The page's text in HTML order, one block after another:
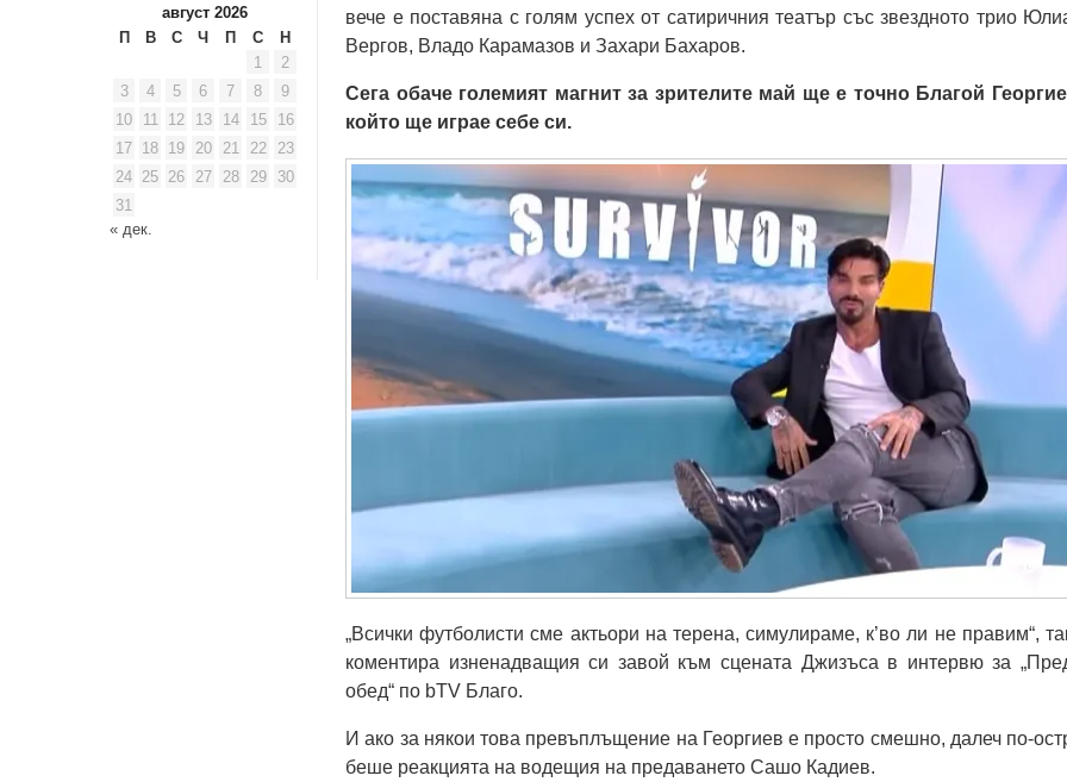
вече е поставяна с голям успех от сатиричния театър със звездното трио
Вергов, Владо Карамазов и Захари Бахаров.
Сега обаче големият магнит за зрителите май ще е точно Благой
който ще играе себе си.
„Всички футболисти сме актьори на терена, симулираме, к’во ли не правим“,
коментира изненадващия си завой към сцената Джизъса в интервю за
обед“ по bTV Благо.
И ако за някои това превъплъщение на Георгиев е просто смешно, далеч по-
беше реакцията на водещия на предаването Сашо Кадиев.
август 2026
П
В С Ч П С
Н
1
2
3
4 5 6 7 8
9
10
11 12 13 14 15
16
17 18 19 20 21 22
23
24 25 26 27 28 29
30
31
« дек.